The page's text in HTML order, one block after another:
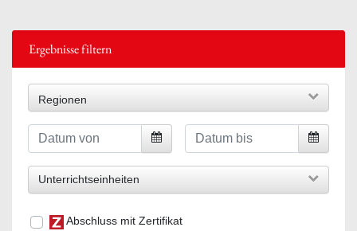
Ergebnisse filtern
Regionen
Unterrichtseinheiten
Abschluss mit Zertifikat